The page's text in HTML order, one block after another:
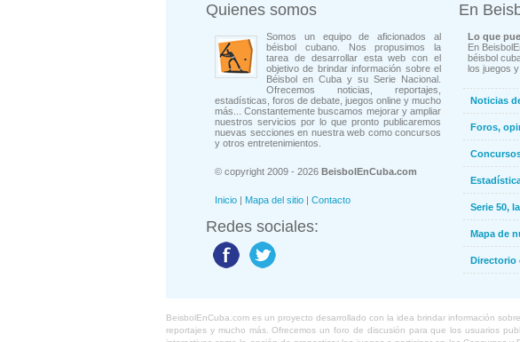
Quienes somos
Somos un equipo de aficionados al
béisbol cubano. Nos propusimos la
tarea de desarrollar esta web con el
objetivo de brindar información sobre el
Béisbol en Cuba y su Serie Nacional.
Ofrecemos noticias, reportajes,
estadísticas, foros de debate, juegos online y mucho
más... Constantemente buscamos mejorar y ampliar
nuestros servicios por lo que pronto publicaremos
nuevas secciones en nuestra web como concursos
y otros entretenimientos.
© copyright 2009 - 2026 BeisbolEnCuba.com
Inicio | Mapa del sitio | Contacto
Redes sociales:
En
Lo que
En
béisbol
los juegos y
Noticias
Foros,
Serie 50,
Mapa de
Directorio
BeisbolEnCuba.com es un proyecto desarrollado con la idea brindar información
reportajes y mucho más. Ofrecemos un foro de discusión para que los usuarios